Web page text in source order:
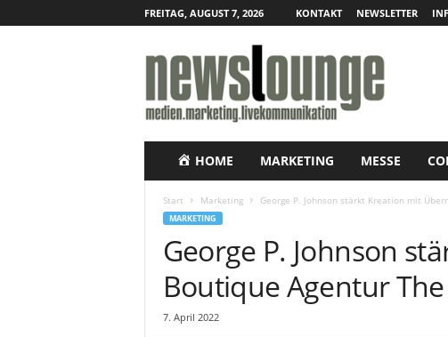
FREITAG, AUGUST 7, 2026 KONTAKT NEWSLETTER
e
s
HOME MARKETING MESSE
Start Marketing George P. Johnson stärkt Kreation mit
MARKETING
George P. Johnson
Boutique Agentur
7. April 2022